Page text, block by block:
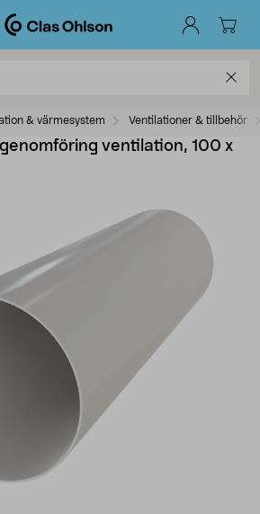
& värmesystem Ventilationer & tillbehör
ventilation, 100 x